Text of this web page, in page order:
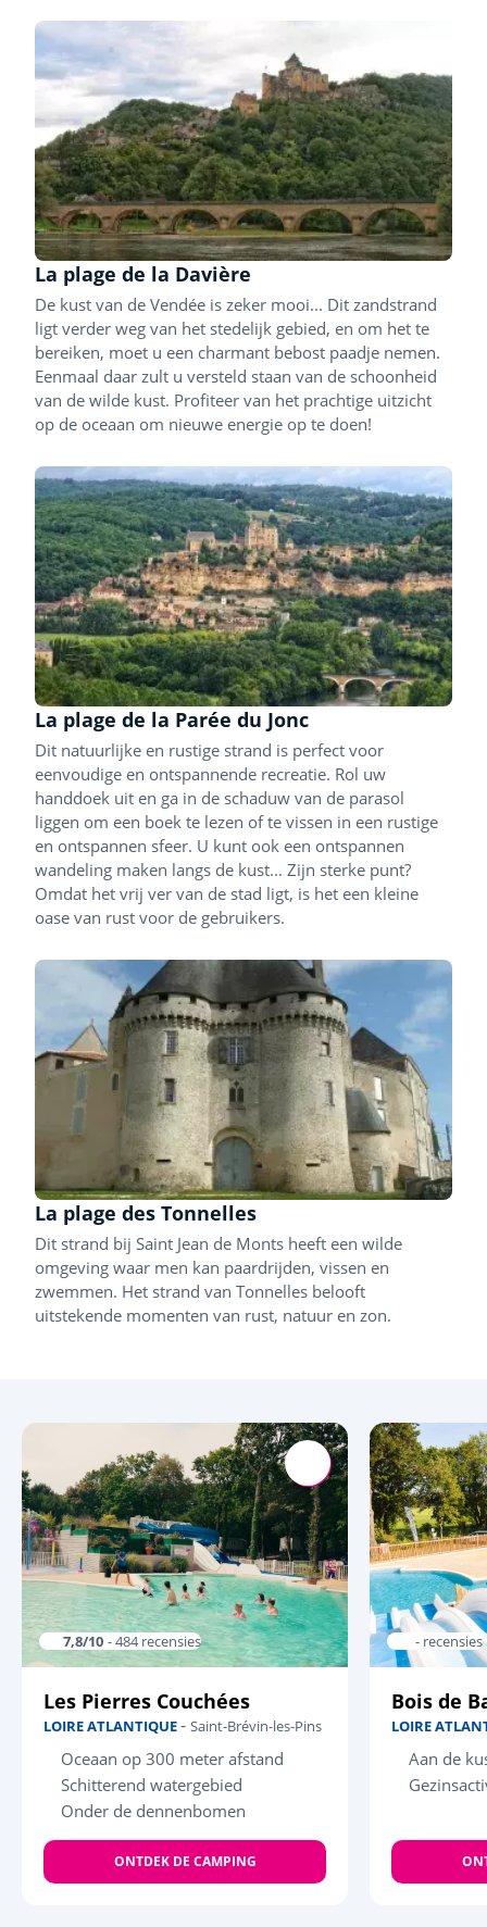
La plage de la Davière
De kust van de Vendée is zeker mooi... Dit zandstrand
ligt verder weg van het stedelijk gebied, en om het te
bereiken, moet u een charmant bebost paadje nemen.
Eenmaal daar zult u versteld staan van de schoonheid
van de wilde kust. Profiteer van het prachtige uitzicht
op de oceaan om nieuwe energie op te doen!
La plage de la Parée du Jonc
Dit natuurlijke en rustige strand is perfect voor
eenvoudige en ontspannende recreatie. Rol uw
handdoek uit en ga in de schaduw van de parasol
liggen om een boek te lezen of te vissen in een rustige
en ontspannen sfeer. U kunt ook een ontspannen
wandeling maken langs de kust... Zijn sterke punt?
Omdat het vrij ver van de stad ligt, is het een kleine
oase van rust voor de gebruikers.
La plage des Tonnelles
Dit strand bij Saint Jean de Monts heeft een wilde
omgeving waar men kan paardrijden, vissen en
zwemmen. Het strand van Tonnelles belooft
uitstekende momenten van rust, natuur en zon.
7,8/10 - 484 recensies
Les Pierres Couchées
LOIRE ATLANTIQUE- Saint-Brévin-les-Pins
Oceaan op 300 meter afstand
Schitterend watergebied
Onder de dennenbomen
ONTDEK DE CAMPING
- recensies
Bois de
LOIRE
Aan de